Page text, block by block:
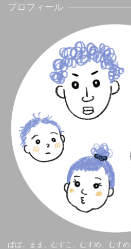
プロフィール
ぱぱ、まま、むすこ、むすめ、むす